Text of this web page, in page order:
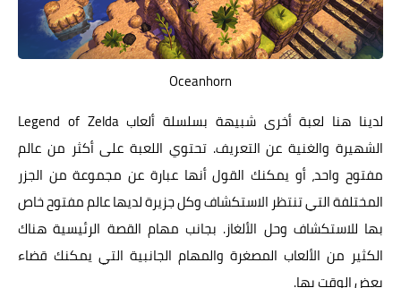
Oceanhorn
لدينا هنا لعبة أخرى شبيهة بسلسلة ألعاب Legend of Zelda
الشهيرة والغنية عن التعريف. تحتوي اللعبة على أكثر من عالم
مفتوح واحد، أو يمكنك القول أنها عبارة عن مجموعة من الجزر
المختلفة التي تنتظر الاستكشاف وكل جزيرة لديها عالم مفتوح خاص
بها للاستكشاف وحل الألغاز. بجانب مهام القصة الرئيسية هناك
الكثير من الألعاب المصغرة والمهام الجانبية التي يمكنك قضاء
بعض الوقت بها.